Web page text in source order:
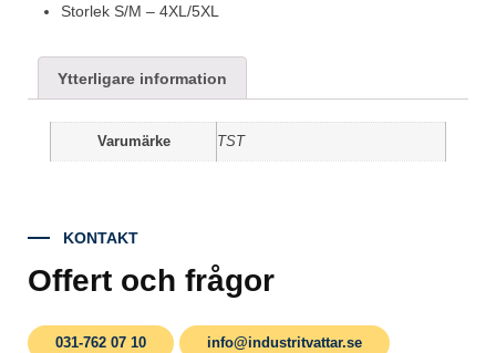
Storlek S/M – 4XL/5XL
Ytterligare information
Varumärke TST
KONTAKT
Offert och frågor
031-762 07 10 info@industritvattar.se